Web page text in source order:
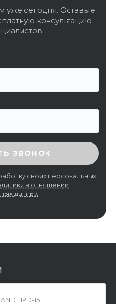
уже сегодня. Оставьте
консультацию
КОД
ЗВОНОК
своих персональных
в отношении
данных
HPD-15